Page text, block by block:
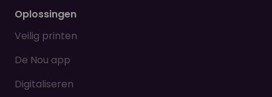
Oplossingen
Veilig printen
De Nou app
Digitaliseren